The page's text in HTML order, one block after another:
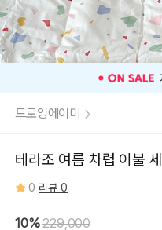
🎉 오늘
드로잉에이미
테라조 여름 차렵 이불
0 리뷰 0
10%229,000